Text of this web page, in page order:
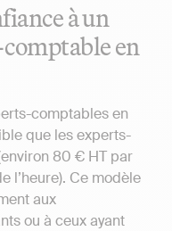
à un
en
comptables en
que les experts-
80 € HT par
l’heure). Ce modèle
aux
ou à ceux ayant